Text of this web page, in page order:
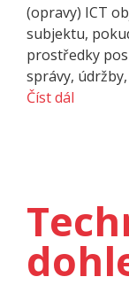
(opravy) ICT
subjektu,
prostředky
správy,
Číst dál